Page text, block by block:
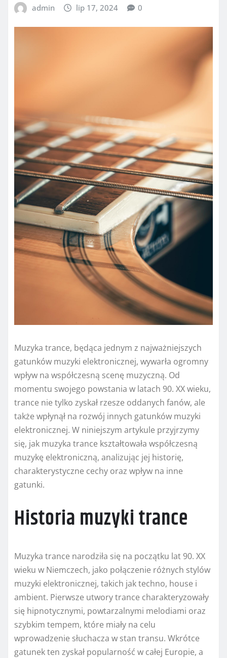
admin lip 17, 2024 0
Muzyka trance, będąca jednym z najważniejszych
gatunków muzyki elektronicznej, wywarła ogromny
wpływ na współczesną scenę muzyczną. Od
momentu swojego powstania w latach 90. XX wieku,
trance nie tylko zyskał rzesze oddanych fanów, ale
także wpłynął na rozwój innych gatunków muzyki
elektronicznej. W niniejszym artykule przyjrzymy
się, jak muzyka trance kształtowała współczesną
muzykę elektroniczną, analizując jej historię,
charakterystyczne cechy oraz wpływ na inne
gatunki.
Historia muzyki trance
Muzyka trance narodziła się na początku lat 90. XX
wieku w Niemczech, jako połączenie różnych stylów
muzyki elektronicznej, takich jak techno, house i
ambient. Pierwsze utwory trance charakteryzowały
się hipnotycznymi, powtarzalnymi melodiami oraz
szybkim tempem, które miały na celu
wprowadzenie słuchacza w stan transu. Wkrótce
gatunek ten zyskał popularność w całej Europie, a